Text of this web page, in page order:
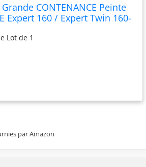
CONTENANCE Peinte
Expert 160 / Expert Twin 160-
Lot de 1
par Amazon